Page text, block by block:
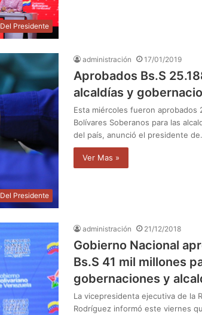
Del Presidente
Del Presidente
administración 17/01/2019
Aprobados Bs.S
alcaldías y
Esta miércoles fueron aprobados
Bolívares Soberanos para las
del país, anunció el presidente
Ver Mas »
administración 21/12/2018
Gobierno Nacional
Bs.S 41 mil millones
gobernaciones y
La vicepresidenta ejecutiva de la
Rodríguez informó este viernes